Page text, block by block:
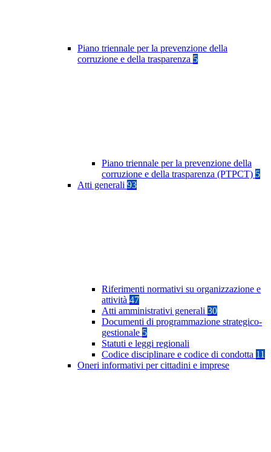
Piano triennale per la prevenzione della
corruzione e della trasparenza 5
Piano triennale per la prevenzione della
corruzione e della trasparenza (PTPCT) 5
Atti generali 93
Riferimenti normativi su organizzazione e
attività 47
Atti amministrativi generali 30
Documenti di programmazione strategico-
gestionale 5
Statuti e leggi regionali
Codice disciplinare e codice di condotta 11
Oneri informativi per cittadini e imprese